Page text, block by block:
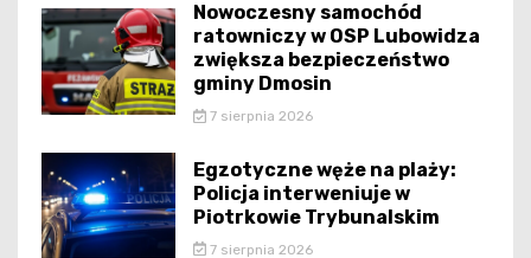
Nowoczesny samochód
ratowniczy w OSP Lubowidza
zwiększa bezpieczeństwo
gminy Dmosin
7 sierpnia 2026
Egzotyczne węże na plaży:
Policja interweniuje w
Piotrkowie Trybunalskim
7 sierpnia 2026